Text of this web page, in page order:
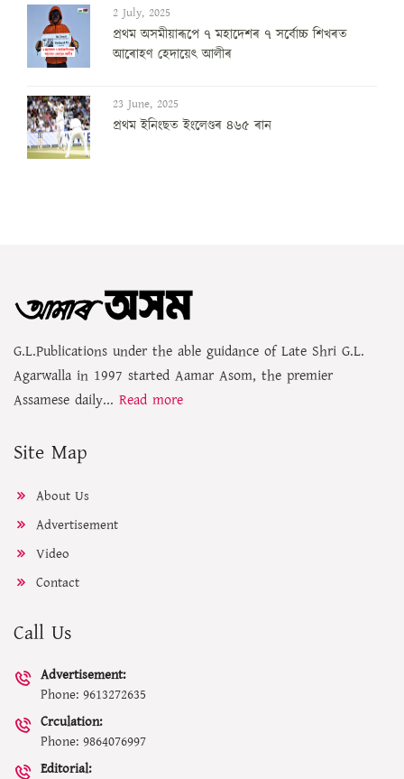
2 July, 2025
প্ৰথম অসমীয়াৰূপে ৭ মহাদেশৰ ৭ সৰ্বোচ্চ শিখৰত
আৰোহণ হেদায়েৎ আলীৰ
23 June, 2025
প্ৰথম ইনিংছত ইংলেণ্ডৰ ৪৬৫ ৰান
G.L.Publications under the able guidance of Late Shri G.L.
Agarwalla in 1997 started Aamar Asom, the premier
Assamese daily... Read more
Site Map
About Us
Advertisement
Video
Contact
Call Us
Advertisement:
Phone: 9613272635
Crculation:
Phone: 9864076997
Editorial: